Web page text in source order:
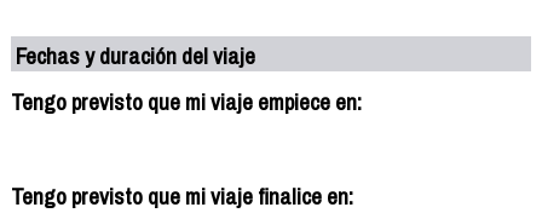
Fechas y duración del viaje
Tengo previsto que mi viaje empiece en:
Tengo previsto que mi viaje finalice en: